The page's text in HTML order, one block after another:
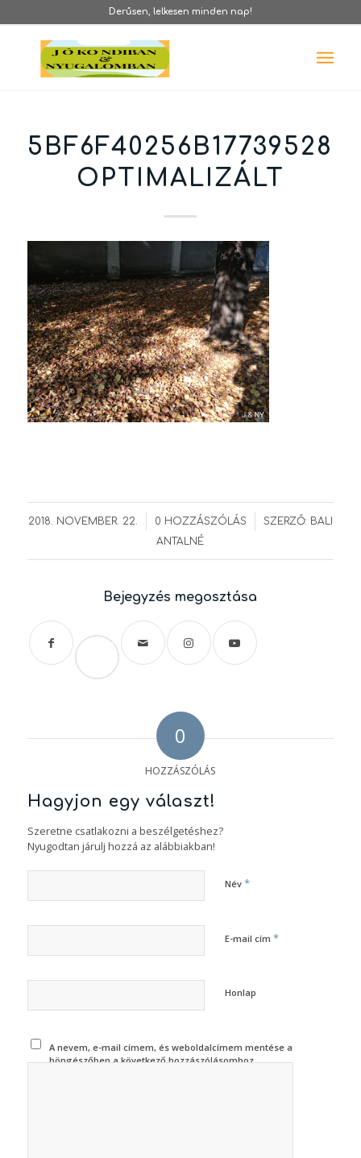
Derűsen, lelkesen minden nap!
OPTIMALIZÁLT
2018. NOVEMBER. 22.
/ 0 HOZZÁSZÓLÁS
/ SZERZŐ: BALI
ANTALNÉ
Bejegyzés megosztása
Save
0
HOZZÁSZÓLÁS
Hagyjon egy választ!
Szeretne csatlakozni a beszélgetéshez?
Nyugodtan járulj hozzá az alábbiakban!
Név *
E-mail cím *
Honlap
A nevem, e-mail címem, és weboldalcímem mentése a
böngészőben a következő hozzászólásomhoz.